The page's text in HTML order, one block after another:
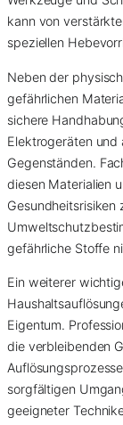
kann von
speziellen
Neben der
gefährlichen
sichere
Elektrogeräten und
Gegenständen.
diesen Materialien
Gesundheitsrisiken
gefährliche Stoffe
Ein weiterer
Eigentum.
die verbleibenden
sorgfältigen
geeigneter